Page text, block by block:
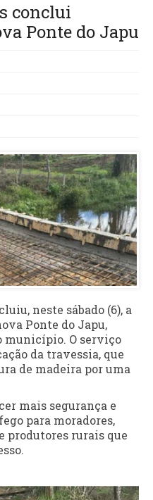
conclui
Ponte do Japu
neste sábado (6), a
Ponte do Japu,
município. O serviço
da travessia, que
de madeira por uma
mais segurança e
para moradores,
produtores rurais que